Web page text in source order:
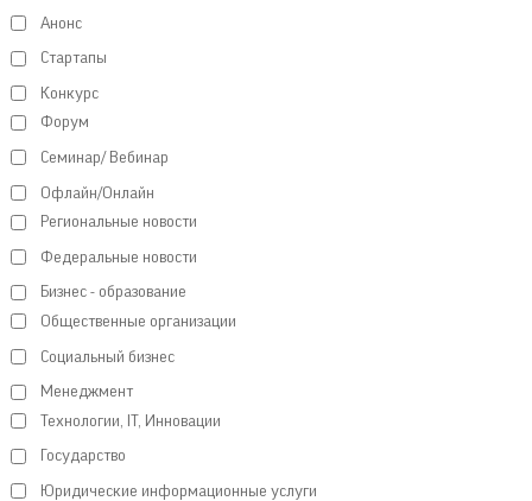
Анонс
Стартапы
Конкурс
Форум
Семинар/ Вебинар
Офлайн/Онлайн
Региональные новости
Федеральные новости
Бизнес - образование
Общественные организации
Социальный бизнес
Менеджмент
Технологии, IT, Инновации
Государство
Юридические информационные услуги